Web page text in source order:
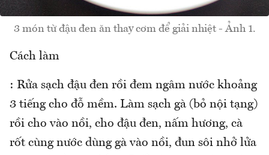
3 món từ đậu đen ăn thay cơm để giải nhiệt - Ảnh 1.
Cách làm
: Rửa sạch đậu đen rồi đem ngâm nước khoảng
3 tiếng cho đỗ mềm. Làm sạch gà (bỏ nội tạng)
rồi cho vào nồi, cho đậu đen, nấm hương, cà
rốt cùng nước dùng gà vào nồi, đun sôi nhở lửa